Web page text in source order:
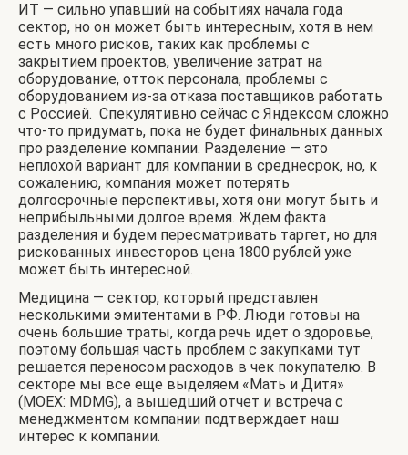
ИТ — сильно упавший на событиях начала года
сектор, но он может быть интересным, хотя в нем
есть много рисков, таких как проблемы с
закрытием проектов, увеличение затрат на
оборудование, отток персонала, проблемы с
оборудованием из-за отказа поставщиков работать
с Россией. Спекулятивно сейчас с Яндексом сложно
что-то придумать, пока не будет финальных данных
про разделение компании. Разделение — это
неплохой вариант для компании в среднесрок, но, к
сожалению, компания может потерять
долгосрочные перспективы, хотя они могут быть и
неприбыльными долгое время. Ждем факта
разделения и будем пересматривать таргет, но для
рискованных инвесторов цена 1800 рублей уже
может быть интересной.
Медицина — сектор, который представлен
несколькими эмитентами в РФ. Люди готовы на
очень большие траты, когда речь идет о здоровье,
поэтому большая часть проблем с закупками тут
решается переносом расходов в чек покупателю. В
секторе мы все еще выделяем «Мать и Дитя»
(MOEX: MDMG), а вышедший отчет и встреча с
менеджментом компании подтверждает наш
интерес к компании.